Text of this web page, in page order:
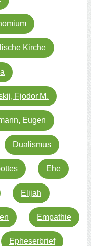
Kirche
Fjodor M.
Eugen
Dualismus
Ehe
Elijah
Empathie
Epheserbrief